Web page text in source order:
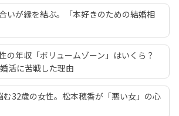
いが縁を結ぶ。「本好きのための結婚相
の年収「ボリュームゾーン」はいくら？
活に苦戦した理由
32歳の女性。松本穂香が「悪い女」の心